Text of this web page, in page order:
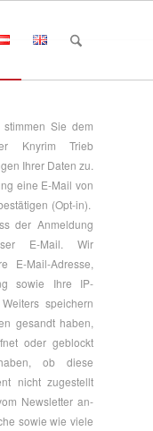
stimmen Sie dem
Knyrim Trieb
Ihrer Daten zu.
eine E-Mail von
(Opt-in).
der Anmeldung
E-Mail. Wir
E-Mail-Adresse,
sowie Ihre IP-
speichern
gesandt haben,
oder geblockt
ob diese
nicht zugestellt
Newsletter an-
sowie wie viele